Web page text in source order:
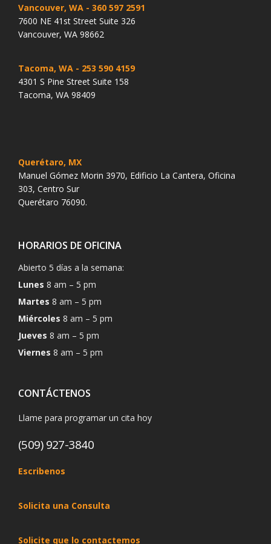
Vancouver, WA - 360 597 2591
7600 NE 41st Street Suite 326
Vancouver, WA 98662
Tacoma, WA - 253 590 4159
4301 S Pine Street Suite 158
Tacoma, WA 98409
Querétaro, MX
Manuel Gómez Morin 3970, Edificio La Cantera, Oficina
303, Centro Sur
Querétaro 76090.
HORARIOS DE OFICINA
Abierto 5 días a la semana:
Lunes 8 am – 5 pm
Martes 8 am – 5 pm
Miércoles 8 am – 5 pm
Jueves 8 am – 5 pm
Viernes 8 am – 5 pm
CONTÁCTENOS
Llame para programar un cita hoy
(509) 927-3840
Escribenos
Solicita una Consulta
Solicite que lo contactemos